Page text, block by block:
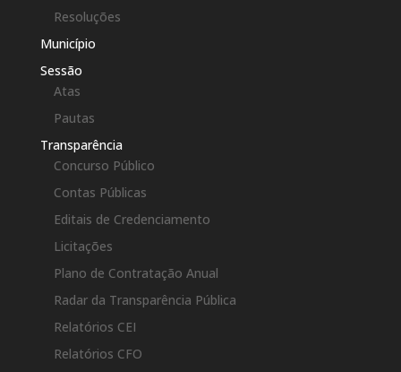
Resoluções
Município
Sessão
Atas
Pautas
Transparência
Concurso Público
Contas Públicas
Editais de Credenciamento
Licitações
Plano de Contratação Anual
Radar da Transparência Pública
Relatórios CEI
Relatórios CFO